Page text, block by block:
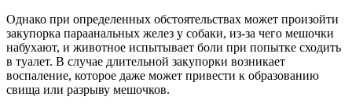
Однако при определенных обстоятельствах может произойти
закупорка параанальных желез у собаки, из-за чего мешочки
набухают, и животное испытывает боли при попытке сходить
в туалет. В случае длительной закупорки возникает
воспаление, которое даже может привести к образованию
свища или разрыву мешочков.